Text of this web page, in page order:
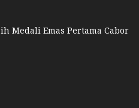
Medali Emas Pertama Cabor